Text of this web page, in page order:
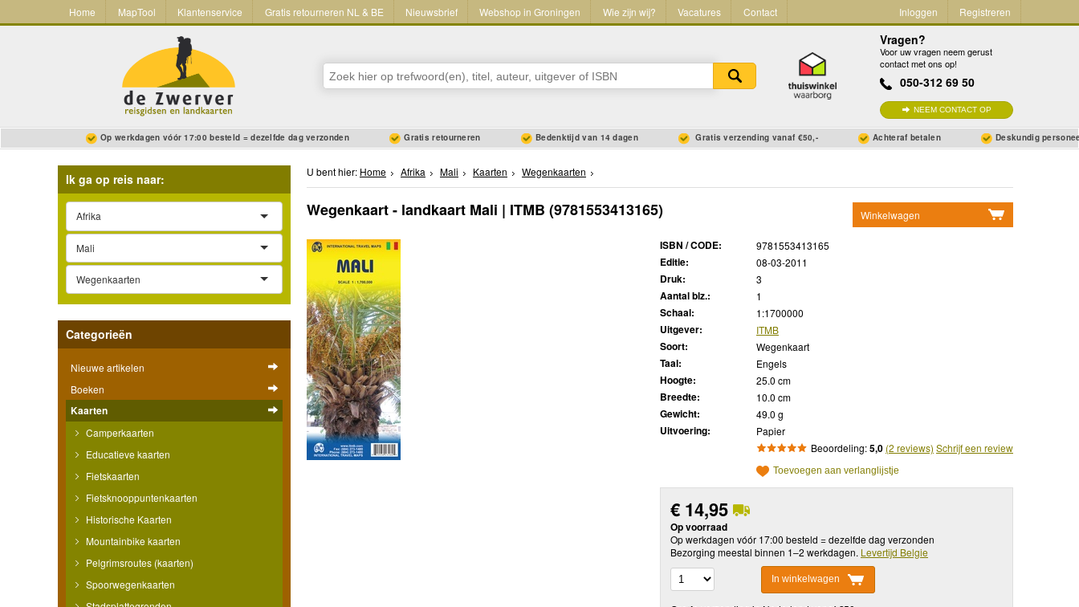
Home MapTool Klantenservice Gratis retourneren NL & BE Nieuwsbrief Webshop in Groningen Wie zijn wij? Vacatures Contact Inloggen Registreren
Vragen?
Voor uw vragen neem gerust
contact met ons op!
050-312 69 50
NEEM CONTACT OP
Op werkdagen vóór 17:00 besteld = dezelfde dag verzonden Gratis retourneren Bedenktijd van 14 dagen Gratis verzending vanaf €50,- Achteraf betalen Deskundig
Ik ga op reis naar:
Afrika
Mali
Wegenkaarten
Categorieën
Nieuwe artikelen
Boeken
Kaarten
Camperkaarten
Educatieve kaarten
Fietskaarten
Fietsknooppuntenkaarten
Historische Kaarten
Mountainbike kaarten
Pelgrimsroutes (kaarten)
Spoorwegenkaarten
U bent hier: Home Afrika Mali Kaarten Wegenkaarten
Winkelwagen
Wegenkaart - landkaart Mali | ITMB (9781553413165)
ISBN / CODE: 9781553413165
Editie: 08-03-2011
Druk: 3
Aantal blz.: 1
Schaal: 1:1700000
Uitgever: ITMB
Soort: Wegenkaart
Taal: Engels
Hoogte: 25.0 cm
Breedte: 10.0 cm
Gewicht: 49.0 g
Uitvoering:
Papier
Beoordeling:5,0 (2 reviews) Schrijf een review
Toevoegen aan verlanglijstje
€ 14,95
Op voorraad
Op werkdagen vóór 17:00 besteld = dezelfde dag verzonden
Bezorging meestal binnen 1–2 werkdagen. Levertijd Belgie
In winkelwagen